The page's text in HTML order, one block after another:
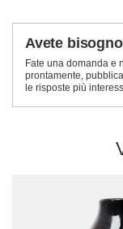
Avete
Fate una domanda e
prontamente,
le risposte più